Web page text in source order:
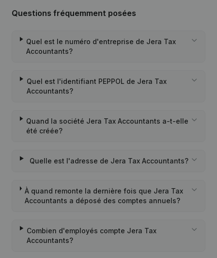
Questions fréquemment posées
Quel est le numéro d'entreprise de Jera Tax
Accountants?
Quel est l'identifiant PEPPOL de Jera Tax
Accountants?
Quand la société Jera Tax Accountants a-t-elle
été créée?
Quelle est l'adresse de Jera Tax Accountants?
À quand remonte la dernière fois que Jera Tax
Accountants a déposé des comptes annuels?
Combien d'employés compte Jera Tax
Accountants?